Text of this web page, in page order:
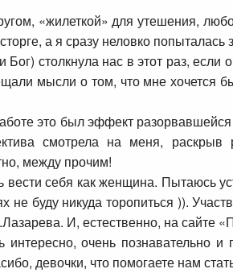
«жилеткой» для утешения,
а я сразу неловко попыталась
столкнула нас в этот раз,
мысли о том, что мне хочется
это был эффект
смотрела на меня,
между прочим!
себя как женщина. Пытаюсь
буду никуда торопиться )).
И, естественно, на сайте
очень познавательно
девочки, что помогаете нам